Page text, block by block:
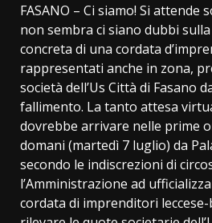
FASANO – Ci siamo! Si attende
non sembra ci siano dubbi
concreta di una cordata
rappresentati anche in zona,
società dell’Us Città di Fasano
fallimento. La tanto attesa
dovrebbe arrivare nelle prime
domani (martedì 7 luglio) da
secondo le indiscrezioni di
l’Amministrazione ad
cordata di imprenditori